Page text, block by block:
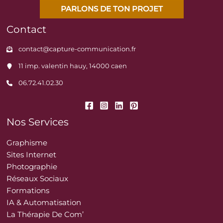
PARLONS DE TON PROJET
Contact
contact@capture-communication.fr
11 imp. valentin hauy, 14000 caen
06.72.41.02.30
Nos Services
Graphisme
Sites Internet
Photographie
Réseaux Sociaux
Formations
IA & Automatisation
La Thérapie De Com’